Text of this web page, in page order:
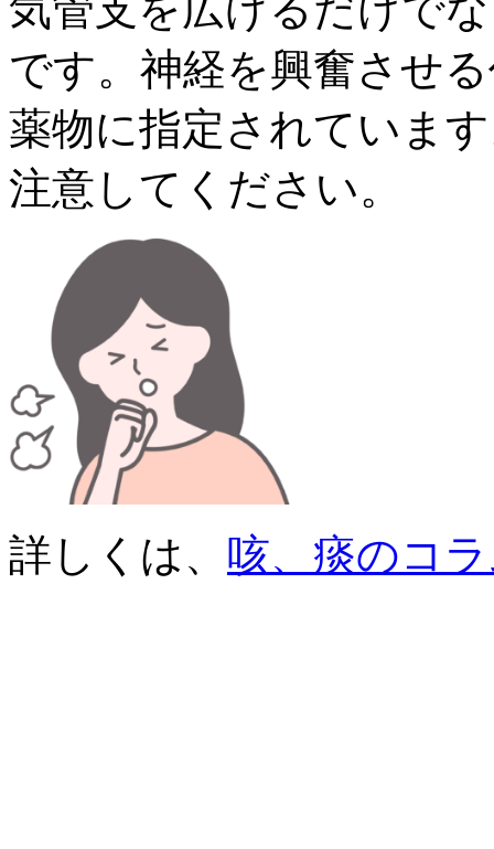
です。神経を興奮させ
薬物に指定されていま
注意してください。
詳しくは、 咳、痰のコ